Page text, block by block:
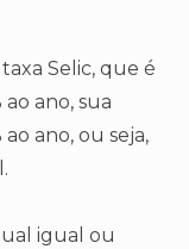
Selic, que é
ao ano, sua
ano, ou seja,
igual ou